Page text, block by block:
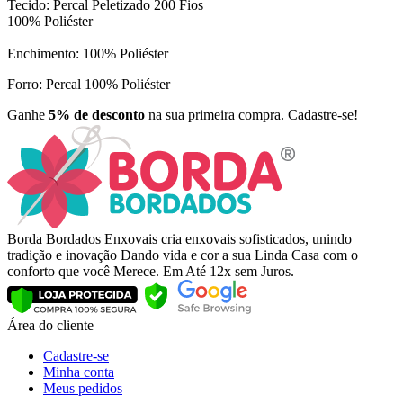
Tecido: Percal Peletizado 200 Fios
100% Poliéster
Enchimento: 100% Poliéster
Forro: Percal 100% Poliéster
Ganhe 5% de desconto na sua primeira compra. Cadastre-se!
Borda Bordados Enxovais cria enxovais sofisticados, unindo
tradição e inovação Dando vida e cor a sua Linda Casa com o
conforto que você Merece. Em Até 12x sem Juros.
Área do cliente
Cadastre-se
Minha conta
Meus pedidos